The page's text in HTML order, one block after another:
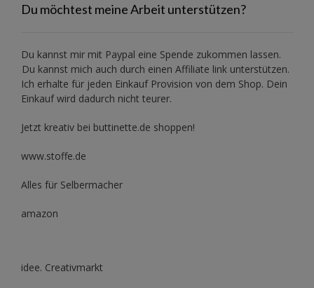
Du möchtest meine Arbeit unterstützen?
Du kannst mir mit Paypal eine Spende zukommen lassen.
Du kannst mich auch durch einen Affiliate link unterstützen.
Ich erhalte für jeden Einkauf Provision von dem Shop. Dein
Einkauf wird dadurch nicht teurer.
Jetzt kreativ bei buttinette.de shoppen!
www.stoffe.de
Alles für Selbermacher
amazon
idee. Creativmarkt